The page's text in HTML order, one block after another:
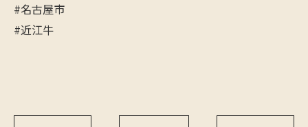
#名古屋市
#近江牛